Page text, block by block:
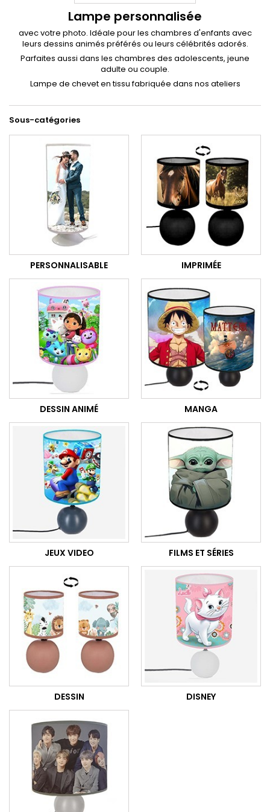
Lampe personnalisée
avec votre photo. Idéale pour les chambres d'enfants avec
leurs dessins animés préférés ou leurs célébrités adorés.
Parfaites aussi dans les chambres des adolescents, jeune
adulte ou couple.
Lampe de chevet en tissu fabriquée dans nos ateliers
Sous-catégories
PERSONNALISABLE IMPRIMÉE
DESSIN ANIMÉ MANGA
JEUX VIDEO FILMS ET SÉRIES
DESSIN DISNEY